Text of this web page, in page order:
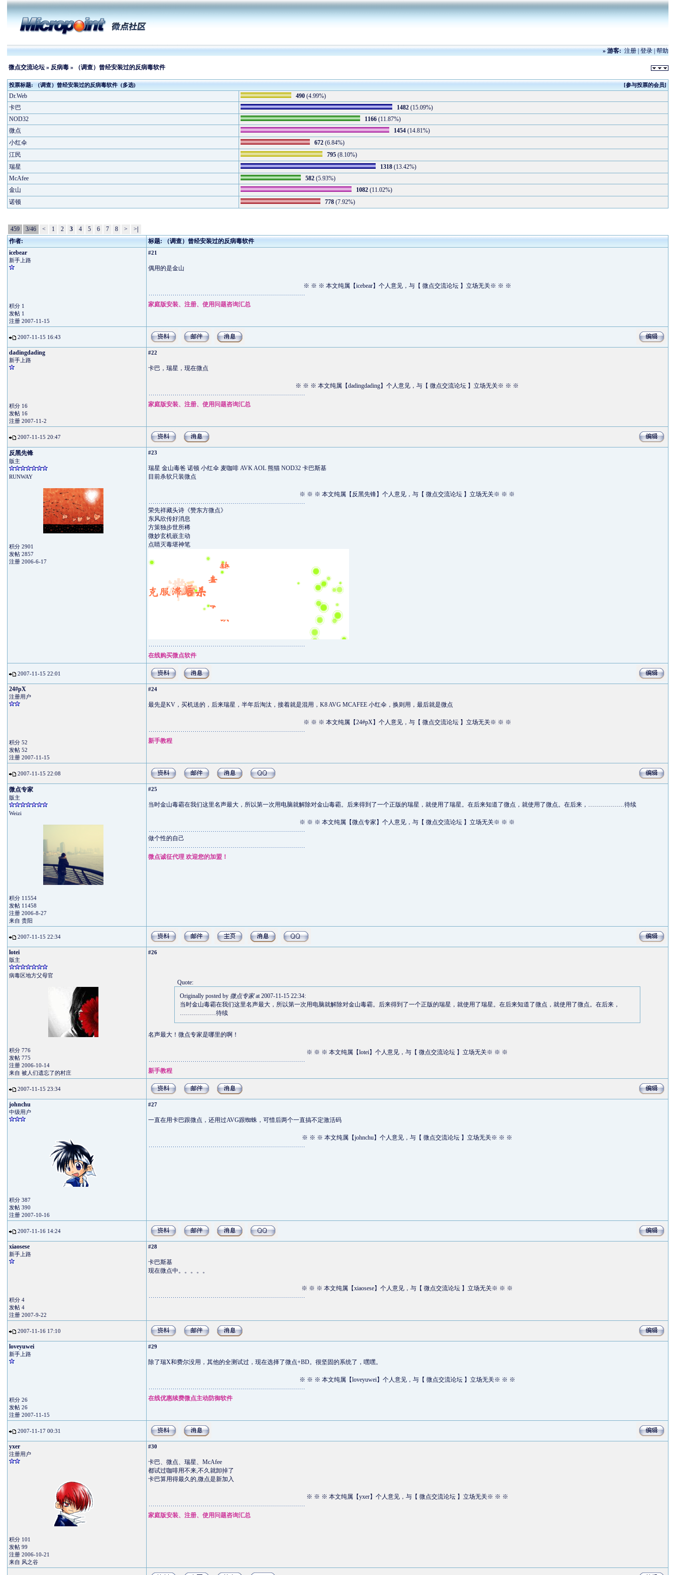
» 游客:注册|登录|帮助
微点交流论坛» 反病毒» （调查）曾经安装过的反病毒软件
投票标题: （调查）曾经安装过的反病毒软件 (多选) [参与投票的会员]
Dr.Web 490(4.99%)
卡巴
1482(15.09%)
NOD32
1166(11.87%)
微点
1454(14.81%)
小红伞
672(6.84%)
江民
795(8.10%)
瑞星
1318(13.42%)
McAfee
582(5.93%)
金山
1082(11.02%)
诺顿
778(7.92%)
459 3/46 < 1 2 3 4 5 6 7 8 > >
作者:
标题: （调查）曾经安装过的反病毒软件
icebear
新手上路
积分 1
发帖 1
注册 2007-11-15
#21
偶用的是金山
※ ※ ※ 本文纯属【icebear】个人意见，与【 微点交流论坛 】立场无关※ ※ ※
家庭版安装、注册、使用问题咨询汇总
2007-11-15 16:43
dadingdading
新手上路
积分 16
发帖 16
注册 2007-11-2
#22
卡巴，瑞星，现在微点
※ ※ ※ 本文纯属【dadingdading】个人意见，与【 微点交流论坛 】立场无关※ ※ ※
家庭版安装、注册、使用问题咨询汇总
2007-11-15 20:47
反黑先锋
版主
RUNWAY
积分 2901
发帖 2857
注册 2006-6-17
#23
瑞星 金山毒爸 诺顿 小红伞 麦咖啡 AVK AOL 熊猫 NOD32 卡巴斯基
目前杀软只装微点
※ ※ ※ 本文纯属【反黑先锋】个人意见，与【 微点交流论坛 】立场无关※ ※ ※
荣先祥藏头诗《赞东方微点》
东风欣传好消息
方策独步世所稀
微妙玄机嵌主动
点睛灭毒堪神笔
在线购买微点软件
2007-11-15 22:01
24#pX
注册用户
积分 52
发帖 52
注册 2007-11-15
#24
最先是KV，买机送的，后来瑞星，半年后淘汰，接着就是混用，K8 AVG MCAFEE 小红伞，换则用，最后就是微点
※ ※ ※ 本文纯属【24#pX】个人意见，与【 微点交流论坛 】立场无关※ ※ ※
新手教程
2007-11-15 22:08
微点专家
版主
Weizi
积分 11554
发帖 11458
注册 2006-8-27
来自 贵阳
#25
当时金山毒霸在我们这里名声最大，所以第一次用电脑就解除对金山毒霸。后来得到了一个正版的瑞星，就使用了瑞星。在后来知道了微点，就使用了微点。在后来，………………待续
※ ※ ※ 本文纯属【微点专家】个人意见，与【 微点交流论坛 】立场无关※ ※ ※
做个性的自己
微点诚征代理 欢迎您的加盟！
2007-11-15 22:34
lotei
版主
病毒区地方父母官
积分 776
发帖 775
注册 2006-10-14
来自 被人们遗忘了的村庄
#26
Quote:
Originally posted by 微点专家at 2007-11-15 22:34:
当时金山毒霸在我们这里名声最大，所以第一次用电脑就解除对金山毒霸。后来得到了一个正版的瑞星，就使用了瑞星。在后来知道了微点，就使用了微点。在后来，
………………待续
名声最大！微点专家是哪里的啊！
※ ※ ※ 本文纯属【lotei】个人意见，与【 微点交流论坛 】立场无关※ ※ ※
新手教程
2007-11-15 23:34
johnchu
中级用户
积分 387
发帖 390
注册 2007-10-16
#27
一直在用卡巴跟微点，还用过AVG跟蜘蛛，可惜后两个一直搞不定激活码
※ ※ ※ 本文纯属【johnchu】个人意见，与【 微点交流论坛 】立场无关※ ※ ※
2007-11-16 14:24
xiaosese
新手上路
积分 4
发帖 4
注册 2007-9-22
#28
卡巴斯基
现在微点中。。。。。
※ ※ ※ 本文纯属【xiaosese】个人意见，与【 微点交流论坛 】立场无关※ ※ ※
2007-11-16 17:10
loveyuwei
新手上路
积分 26
发帖 26
注册 2007-11-15
#29
除了瑞X和费尔没用，其他的全测试过，现在选择了微点+BD。很坚固的系统了，嘿嘿。
※ ※ ※ 本文纯属【loveyuwei】个人意见，与【 微点交流论坛 】立场无关※ ※ ※
在线优惠续费微点主动防御软件
2007-11-17 00:31
yxer
注册用户
积分 101
发帖 99
注册 2006-10-21
来自 风之谷
#30
卡巴、微点、瑞星、McAfee
都试过咖啡用不来,不久就卸掉了
卡巴算用得最久的,微点是新加入
※ ※ ※ 本文纯属【yxer】个人意见，与【 微点交流论坛 】立场无关※ ※ ※
家庭版安装、注册、使用问题咨询汇总